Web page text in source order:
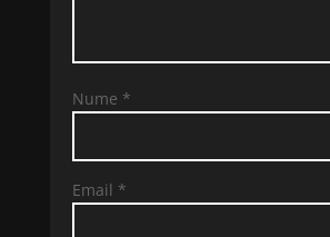
Nume *
Email *